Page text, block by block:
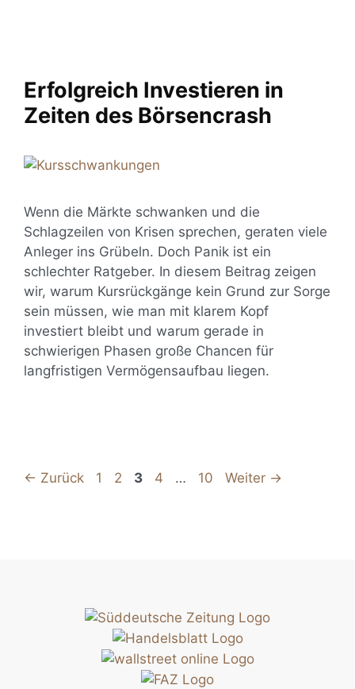
Erfolgreich Investieren in
Zeiten des Börsencrash
Wenn die Märkte schwanken und die
Schlagzeilen von Krisen sprechen, geraten viele
Anleger ins Grübeln. Doch Panik ist ein
schlechter Ratgeber. In diesem Beitrag zeigen
wir, warum Kursrückgänge kein Grund zur Sorge
sein müssen, wie man mit klarem Kopf
investiert bleibt und warum gerade in
schwierigen Phasen große Chancen für
langfristigen Vermögensaufbau liegen.
← Zurück Seite
1 Seite
2 Seite
3 Seite
4 … Seite
10 Weiter →